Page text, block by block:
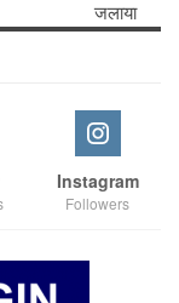
जलाया
Instagram
Followers